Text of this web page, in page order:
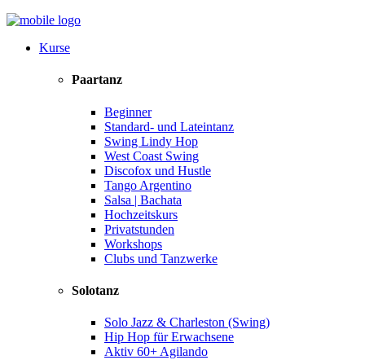
Kurse
Paartanz
Beginner
Standard- und Lateintanz
Swing Lindy Hop
West Coast Swing
Discofox und Hustle
Tango Argentino
Salsa | Bachata
Hochzeitskurs
Privatstunden
Workshops
Clubs und Tanzwerke
Solotanz
Solo Jazz & Charleston (Swing)
Hip Hop für Erwachsene
Aktiv 60+ Agilando